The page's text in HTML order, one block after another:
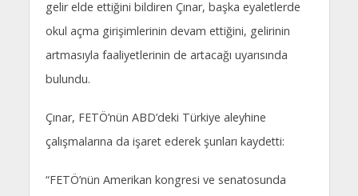
gelir elde ettiğini bildiren Çınar, başka eyaletlerde
okul açma girişimlerinin devam ettiğini, gelirinin
artmasıyla faaliyetlerinin de artacağı uyarısında
bulundu.
Çınar, FETÖ’nün ABD’deki Türkiye aleyhine
çalışmalarına da işaret ederek şunları kaydetti:
“FETÖ’nün Amerikan kongresi ve senatosunda